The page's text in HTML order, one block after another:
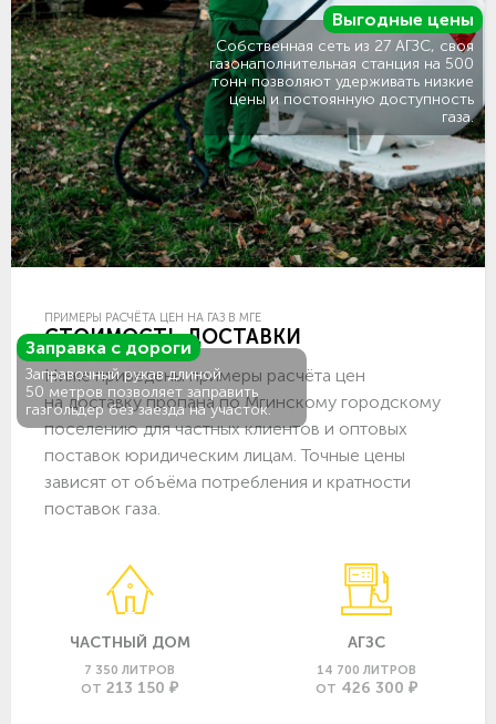
Заправка с дороги
Заправочный рукав длиной
50 метров позволяет заправить
газгольдер без заезда на участок.
Выгодные цены
Собственная сеть из 27 АГЗС, своя
газонаполнительная станция на 500
тонн позволяют удерживать низкие
цены и постоянную доступность
газа.
ПРИМЕРЫ РАСЧЁТА ЦЕН НА ГАЗ В МГЕ
СТОИМОСТЬ ДОСТАВКИ
Ниже приведены примеры расчёта цен
на доставку пропана по Мгинскому городскому
поселению для частных клиентов и оптовых
поставок юридическим лицам. Точные цены
зависят от объёма потребления и кратности
поставок газа.
ЧАСТНЫЙ ДОМ
7 350 ЛИТРОВ
ОТ 213 150 ₽
АГЗС
14 700 ЛИТРОВ
ОТ 426 300 ₽